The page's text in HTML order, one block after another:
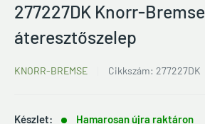
277227DK Knorr-Bremse
áteresztőszelep
KNORR-BREMSE Cikkszám: 277227DK
Készlet: Hamarosan újra raktáron